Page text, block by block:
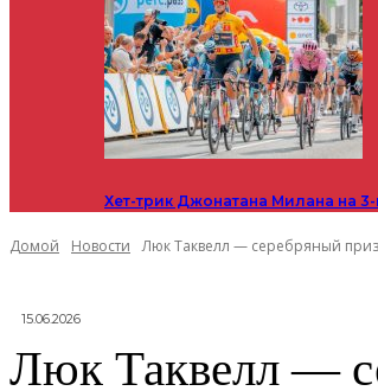
Хет-трик Джонатана Милана на
Домой Новости Люк Таквелл — серебряный
15.06.2026
Люк Таквелл —